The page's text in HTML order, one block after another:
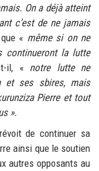
On a déjà atteint
c’est de ne jamais
« même si on ne
continueront la lutte
t-il, « notre lutte ne
et ses sbires, mais
Pierre et tout
».
de continuer sa
ainsi que le soutien
autres opposants au